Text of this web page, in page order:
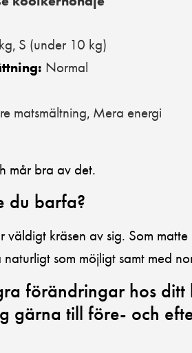
, S (under 10 kg)
Normal
matsmältning, Mera energi
mår bra av det.
du barfa?
väldigt kräsen av sig. Som
som möjligt samt med
förändringar hos ditt
gärna till före- och